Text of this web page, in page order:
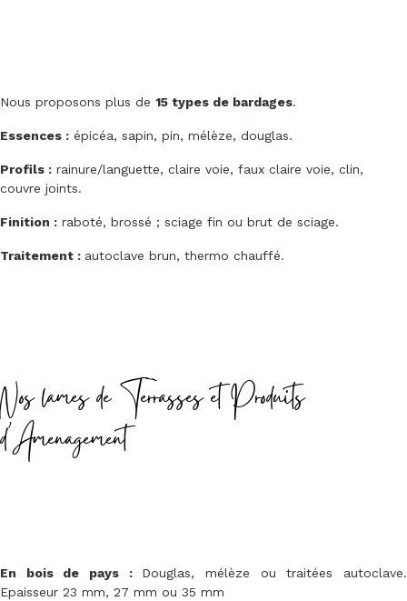
Nous proposons plus de 15 types de bardages.
Essences : épicéa, sapin, pin, mélèze, douglas.
Profils : rainure/languette, claire voie, faux claire voie, clin,
couvre joints.
Finition : raboté, brossé ; sciage fin ou brut de sciage.
Traitement : autoclave brun, thermo chauffé.
Nos lames de Terrasses et Produits
d'Amenagement
En bois de pays : Douglas, mélèze ou traitées autoclave.
Epaisseur 23 mm, 27 mm ou 35 mm